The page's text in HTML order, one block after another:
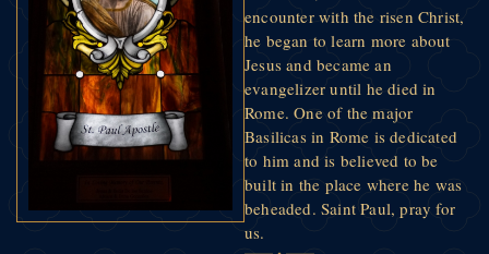
encounter with the risen Christ,
he began to learn more about
Jesus and became an
evangelizer until he died in
Rome. One of the major
Basilicas in Rome is dedicated
to him and is believed to be
built in the place where he was
beheaded. Saint Paul, pray for
us.